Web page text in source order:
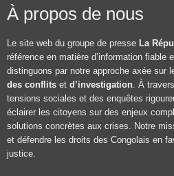
À propos de nous
Le site web du groupe de presse La
référence en matière d’information fiable
distinguons par notre approche axée sur
des conflits et d’investigation. À
tensions sociales et des enquêtes
éclairer les citoyens sur des enjeux
solutions concrètes aux crises. Notre
et défendre les droits des Congolais en
justice.